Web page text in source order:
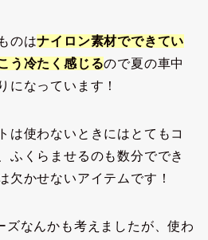
のはナイロン素材でできてい
う冷たく感じるので夏の車中
になっています！
は使わないときにはとてもコ
ふくらませるのも数分ででき
欠かせないアイテムです！
ズなんかも考えましたが、使わ